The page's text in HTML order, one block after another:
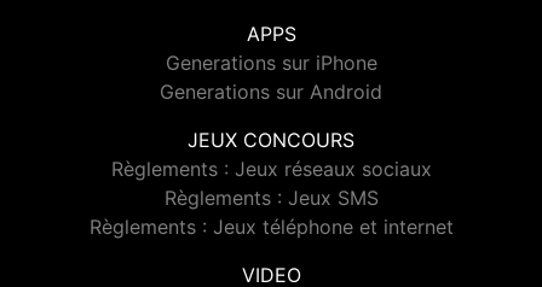
APPS
Generations sur iPhone
Generations sur Android
JEUX CONCOURS
Règlements : Jeux réseaux sociaux
Règlements : Jeux SMS
Règlements : Jeux téléphone et internet
VIDEO